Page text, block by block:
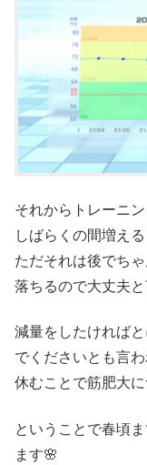
それからトレーニ
しばらくの間増え
ただそれは後でち
落ちるので大丈夫と
減量をしたければ
でくださいとも言
休むことで筋肥大
ということで春頃
ます🌸